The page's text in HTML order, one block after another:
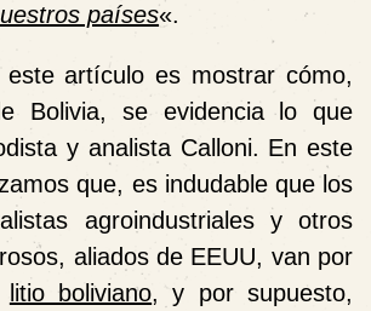
países«.
artículo es mostrar cómo,
Bolivia, se evidencia lo que
y analista Calloni. En este
que, es indudable que los
agroindustriales y otros
aliados de EEUU, van por
litio boliviano, y por supuesto,